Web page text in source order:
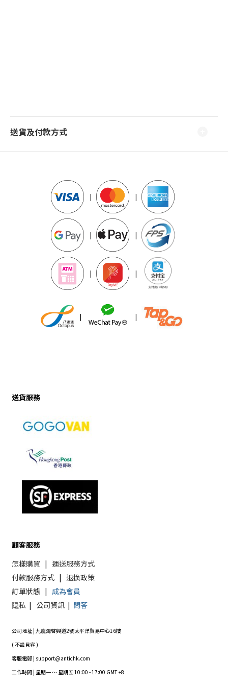
送貨及付款方式
| |
| |
| |
| |
送貨服務
顧客服務
怎樣購買 | 運送服務方式
付款服務方式 | 退換政策
訂單狀態 | 成為會員
隠私 | 公司資訊 | 問答
公司地址 | 九龍灣啓興道2號太平洋貿易中心16樓
( 不設見客 )
客服電郵 | support@antichk.com
工作時間 | 星期一 ～ 星期五 10:00 - 17:00 GMT +8